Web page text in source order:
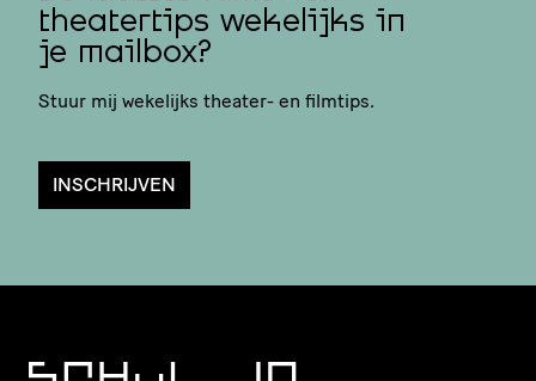
theatertips wekelijks in
je mailbox?
Stuur mij wekelijks theater- en filmtips.
INSCHRIJVEN